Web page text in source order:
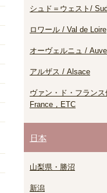
シュド＝ウェスト/
ロワール / Val de Loire
オーヴェルニュ /
アルザス / Alsace
ヴァン・ド・フラン
France，ETC
日本
山梨県・勝沼
新潟